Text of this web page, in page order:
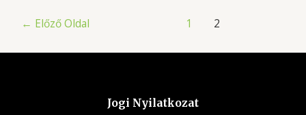
Bejegyzések
← Előző Oldal 1 2
Jogi Nyilatkozat